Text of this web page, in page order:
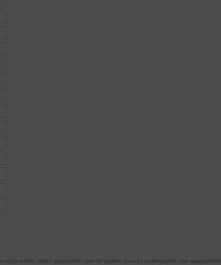
in keiner Weise gespeichert oder für andere Zwecke weitergeleitet oder ausgewertet.